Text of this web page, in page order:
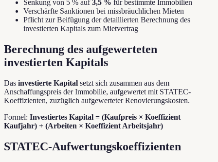
Senkung von 5 % auf3,5 % für bestimmte Immobilien
Verschärfte Sanktionen bei missbräuchlichen Mieten
Pflicht zur Beifügung der detaillierten Berechnung des
investierten Kapitals zum Mietvertrag
Berechnung des aufgewerteten
investierten Kapitals
Das investierte Kapital setzt sich zusammen aus dem
Anschaffungspreis der Immobilie, aufgewertet mit STATEC-
Koeffizienten, zuzüglich aufgewerteter Renovierungskosten.
Formel: Investiertes Kapital = (Kaufpreis × Koeffizient
Kaufjahr) + (Arbeiten × Koeffizient Arbeitsjahr)
STATEC-Aufwertungskoeffizienten